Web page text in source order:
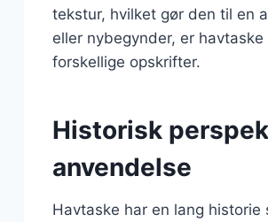
tekstur, hvilket gør den til en
eller nybegynder, er
forskellige opskrifter.
Historisk
anvendelse
Havtaske har en lang